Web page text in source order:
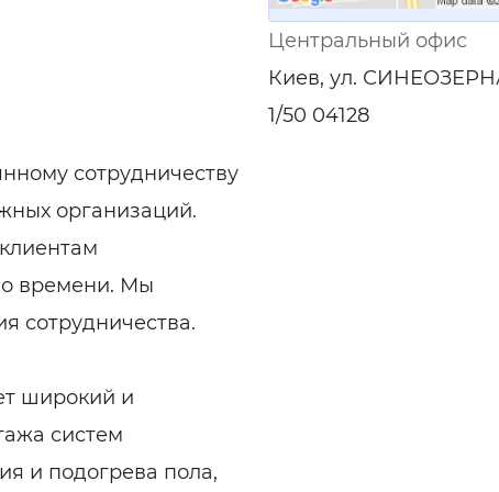
Кирпич, цемент,
щебень и др.
Резюме
сотрудничеству
организаций.
времени. Мы
сотрудничества.
широкий и
систем
и подогрева пола,
Центральный офис
Киев, ул.
1/50 04128